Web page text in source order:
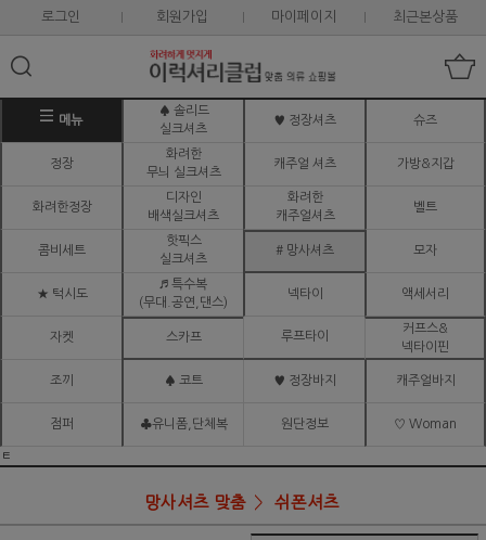
로그인 회원가입 마이페이지 최근본상품
메뉴
♠ 솔리드
실크셔츠
♥ 정장셔츠 슈즈
정장
화려한
무늬 실크셔츠
캐주얼 셔츠 가방&지갑
화려한정장
디자인
배색실크셔츠
화려한
캐주얼셔츠
벨트
콤비세트
핫픽스
실크셔츠
# 망사셔츠 모자
★ 턱시도
♬ 특수복
(무대.공연,댄스)
넥타이 액세서리
자켓 스카프 루프타이
커프스&
넥타이핀
조끼 ♠ 코트 ♥ 정장바지 캐주얼바지
점퍼 ♣유니폼,단체복 원단정보 ♡ Woman
ㅌ
망사셔츠 맞춤 쉬폰셔츠